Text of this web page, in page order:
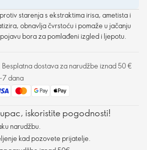
starenja s ekstraktima irisa, ametista i
obnavlja čvrstoću i pomaže u jačanju
bora za pomlađeni izgled i ljepotu.
dostava za narudžbe iznad 50 €
7 dana
iskoristite pogodnosti!
narudžbu.
kad pozovete prijatelje.